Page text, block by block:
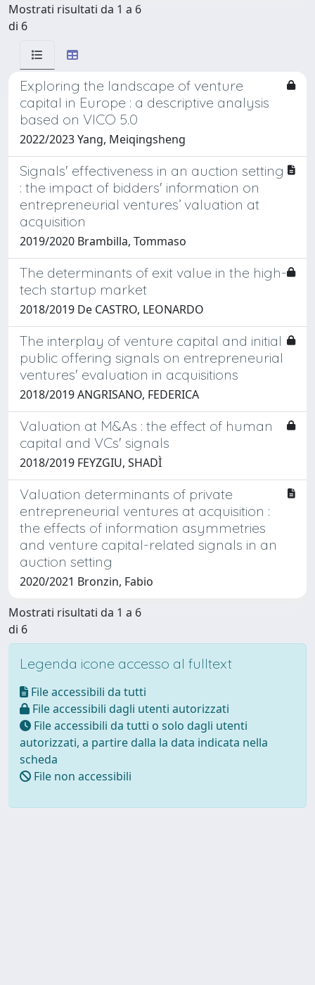
Mostrati risultati da 1 a 6
di 6
Exploring the landscape of venture
capital in Europe : a descriptive analysis
based on VICO 5.0
2022/2023 Yang, Meiqingsheng
Signals' effectiveness in an auction setting
: the impact of bidders' information on
entrepreneurial ventures’ valuation at
acquisition
2019/2020 Brambilla, Tommaso
The determinants of exit value in the high-
tech startup market
2018/2019 De CASTRO, LEONARDO
The interplay of venture capital and initial
public offering signals on entrepreneurial
ventures' evaluation in acquisitions
2018/2019 ANGRISANO, FEDERICA
Valuation at M&As : the effect of human
capital and VCs' signals
2018/2019 FEYZGIU, SHADÌ
Valuation determinants of private
entrepreneurial ventures at acquisition :
the effects of information asymmetries
and venture capital-related signals in an
auction setting
2020/2021 Bronzin, Fabio
Mostrati risultati da 1 a 6
di 6
Legenda icone accesso al fulltext
File accessibili da tutti
File accessibili dagli utenti autorizzati
File accessibili da tutti o solo dagli utenti
autorizzati, a partire dalla la data indicata nella
scheda
File non accessibili